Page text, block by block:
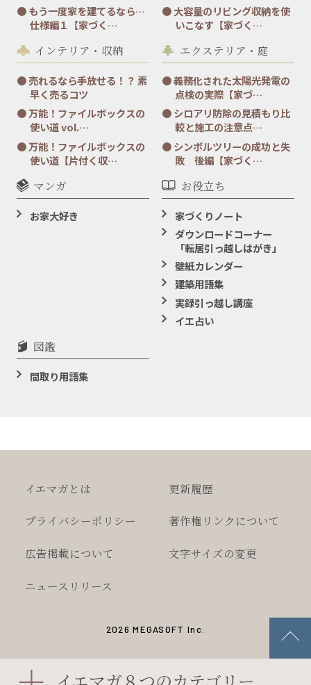
もう一度家を建てるなら…
仕様編１【家づく…
大容量のリビング収納を使
いこなす【家づく…
インテリア・収納
売れるなら手放せる！？ 素
早く売るコツ
万能！ファイルボックスの
使い道 vol.…
万能！ファイルボックスの
使い道【片付く収…
エクステリア・庭
義務化された太陽光発電の
点検の実際【家づ…
シロアリ防除の見積もり比
較と施工の注意点…
シンボルツリーの成功と失
敗 後編【家づく…
マンガ
お家大好き
お役立ち
家づくりノート
ダウンロードコーナー
「転居引っ越しはがき」
壁紙カレンダー
建築用語集
実録引っ越し講座
イエ占い
図鑑
間取り用語集
イエマガとは 更新履歴
プライバシーポリシー 著作権 リンクについて
広告掲載について 文字サイズの変更
ニュースリリース
2026 MEGASOFT Inc.